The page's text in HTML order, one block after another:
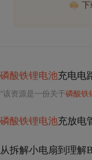
下
磷酸铁锂电池充电电
"该资源是一份关于磷酸铁
磷酸铁锂电池充放电
从拆解小电扇到理解